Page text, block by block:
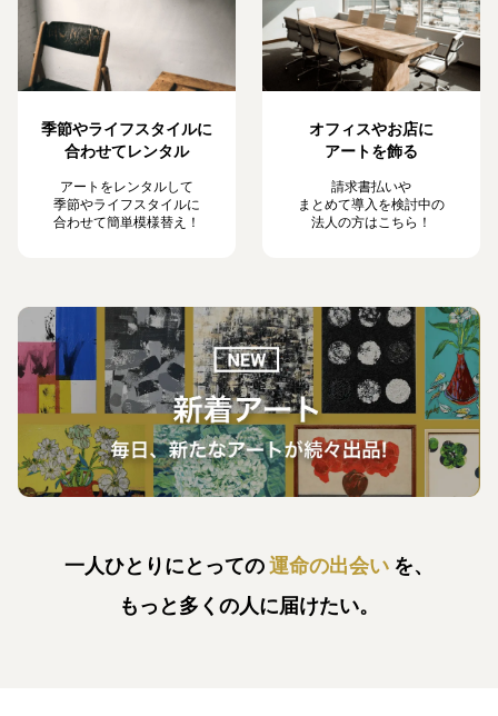
季節やライフスタイルに
合わせてレンタル
アートをレンタルして
季節やライフスタイルに
合わせて簡単模様替え！
オフィスやお店に
アートを飾る
請求書払いや
まとめて導入を検討中の
法人の方はこちら！
一人ひとりにとっての運命の出会い を、
もっと多くの人に届けたい。